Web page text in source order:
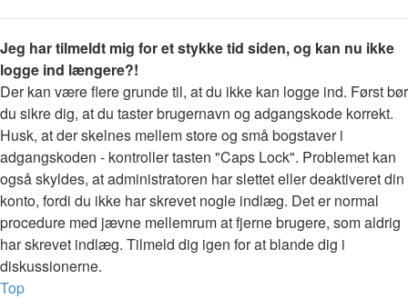
Jeg har tilmeldt mig for et stykke tid siden, og kan nu ikke
logge ind længere?!
Der kan være flere grunde til, at du ikke kan logge ind. Først bør
du sikre dig, at du taster brugernavn og adgangskode korrekt.
Husk, at der skelnes mellem store og små bogstaver i
adgangskoden - kontroller tasten "Caps Lock". Problemet kan
også skyldes, at administratoren har slettet eller deaktiveret din
konto, fordi du ikke har skrevet nogle indlæg. Det er normal
procedure med jævne mellemrum at fjerne brugere, som aldrig
har skrevet indlæg. Tilmeld dig igen for at blande dig i
diskussionerne.
Top